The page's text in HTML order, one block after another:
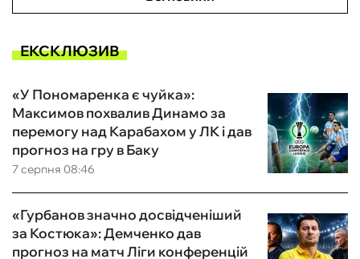
ЕКСКЛЮЗИВ
7 серпня 08:46
«У Пономаренка є чуйка»:
Максимов похвалив Динамо за
перемогу над Карабахом у ЛК і дав
прогноз на гру в Баку
«Гурбанов значно досвідченіший
за Костюка»: Демченко дав
прогноз на матч Ліги конференцій